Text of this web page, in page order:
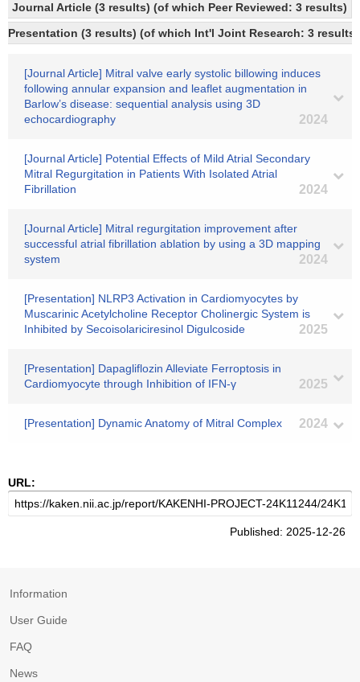
Journal Article (3 results) (of which Peer Reviewed: 3 results)
Presentation (3 results) (of which Int'l Joint Research: 3
[Journal Article] Mitral valve early systolic billowing induces
following annular expansion and leaflet augmentation in
Barlow’s disease: sequential analysis using 3D
echocardiography
2024
[Journal Article] Potential Effects of Mild Atrial Secondary
Mitral Regurgitation in Patients With Isolated Atrial
Fibrillation
2024
[Journal Article] Mitral regurgitation improvement after
successful atrial fibrillation ablation by using a 3D mapping
system
2024
[Presentation] NLRP3 Activation in Cardiomyocytes by
Muscarinic Acetylcholine Receptor Cholinergic System is
Inhibited by Secoisolariciresinol Digulcoside
2025
[Presentation] Dapagliflozin Alleviate Ferroptosis in
Cardiomyocyte through Inhibition of IFN-γ
2025
[Presentation] Dynamic Anatomy of Mitral Complex 2024
URL:
Published: 2025-12-26
Information
User Guide
FAQ
News